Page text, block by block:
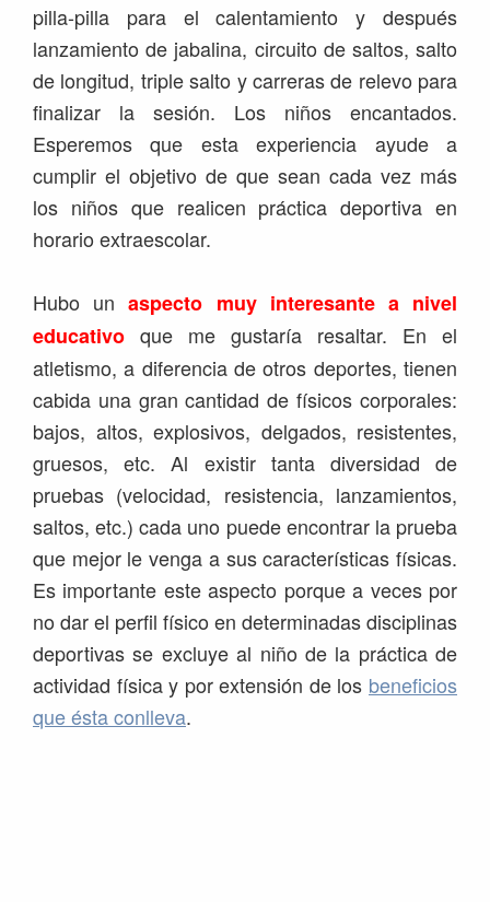
pilla-pilla para el calentamiento y después
lanzamiento de jabalina, circuito de saltos, salto
de longitud, triple salto y carreras de relevo para
finalizar la sesión. Los niños encantados.
Esperemos que esta experiencia ayude a
cumplir el objetivo de que sean cada vez más
los niños que realicen práctica deportiva en
horario extraescolar.
Hubo unaspecto muy interesante a nivel
educativo que me gustaría resaltar. En el
atletismo, a diferencia de otros deportes, tienen
cabida una gran cantidad de físicos corporales:
bajos, altos, explosivos, delgados, resistentes,
gruesos, etc. Al existir tanta diversidad de
pruebas (velocidad, resistencia, lanzamientos,
saltos, etc.) cada uno puede encontrar la prueba
que mejor le venga a sus características físicas.
Es importante este aspecto porque a veces por
no dar el perfil físico en determinadas disciplinas
deportivas se excluye al niño de la práctica de
actividad física y por extensión de los beneficios
que ésta conlleva.